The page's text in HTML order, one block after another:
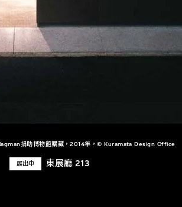
捐助博物館購藏，2014年，© Kuramata Design Office
展出中 東展廳 213